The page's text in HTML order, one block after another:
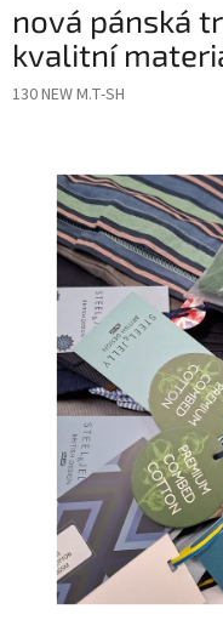
nová pánská
kvalitní
130 NEW M.T-SH